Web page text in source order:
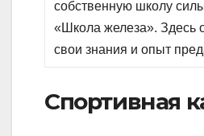
собственную школу
«Школа железа». Здесь
свои знания и опыт
Спортивная